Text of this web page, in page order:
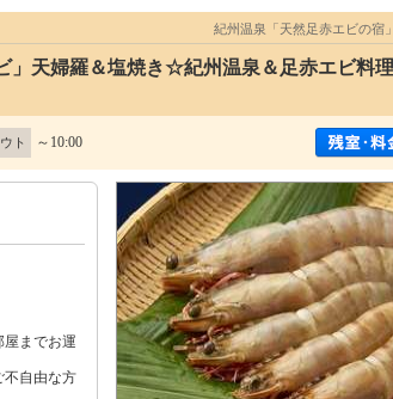
紀州温泉「天然足赤エビの宿
」天婦羅＆塩焼き☆紀州温泉＆足赤エビ料
ト ～10:00
屋までお運
不自由な方